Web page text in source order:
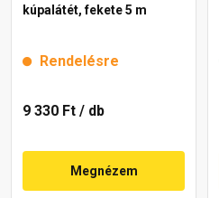
kúpalátét, fekete 5 m
Rendelésre
9 330 Ft / db
Megnézem